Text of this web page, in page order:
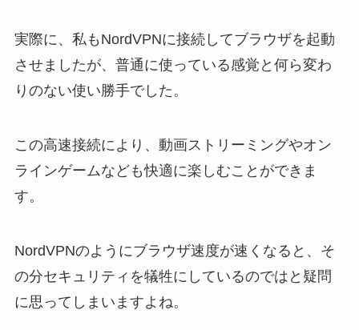
実際に、私もNordVPNに接続してブラウザを起動
させましたが、普通に使っている感覚と何ら変わ
りのない使い勝手でした。
この高速接続により、動画ストリーミングやオン
ラインゲームなども快適に楽しむことができま
す。
NordVPNのようにブラウザ速度が速くなると、そ
の分セキュリティを犠牲にしているのではと疑問
に思ってしまいますよね。